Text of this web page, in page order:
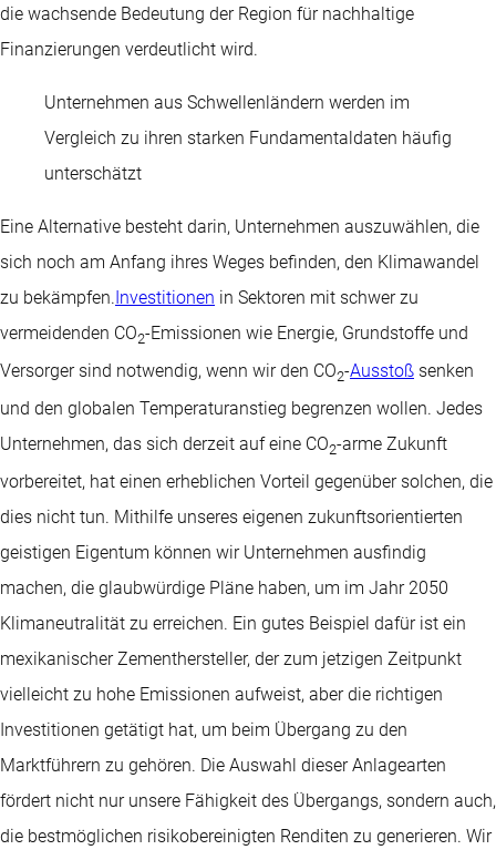
die wachsende Bedeutung der Region für nachhaltige
Finanzierungen verdeutlicht wird.
Unternehmen aus Schwellenländern werden im
Vergleich zu ihren starken Fundamentaldaten häufig
unterschätzt
Eine Alternative besteht darin, Unternehmen auszuwählen, die
sich noch am Anfang ihres Weges befinden, den Klimawandel
zu bekämpfen.Investitionen in Sektoren mit schwer zu
vermeidenden CO2-Emissionen wie Energie, Grundstoffe und
Versorger sind notwendig, wenn wir den CO2-Ausstoß senken
und den globalen Temperaturanstieg begrenzen wollen. Jedes
Unternehmen, das sich derzeit auf eine CO2-arme Zukunft
vorbereitet, hat einen erheblichen Vorteil gegenüber solchen, die
dies nicht tun. Mithilfe unseres eigenen zukunftsorientierten
geistigen Eigentum können wir Unternehmen ausfindig
machen, die glaubwürdige Pläne haben, um im Jahr 2050
Klimaneutralität zu erreichen. Ein gutes Beispiel dafür ist ein
mexikanischer Zementhersteller, der zum jetzigen Zeitpunkt
vielleicht zu hohe Emissionen aufweist, aber die richtigen
Investitionen getätigt hat, um beim Übergang zu den
Marktführern zu gehören. Die Auswahl dieser Anlagearten
fördert nicht nur unsere Fähigkeit des Übergangs, sondern auch,
die bestmöglichen risikobereinigten Renditen zu generieren. Wir